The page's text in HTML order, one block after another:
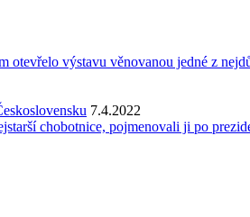
otevřelo výstavu věnovanou jedné z
7.4.2022
chobotnice, pojmenovali ji po